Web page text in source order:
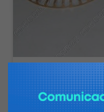
Defletor de Óleo